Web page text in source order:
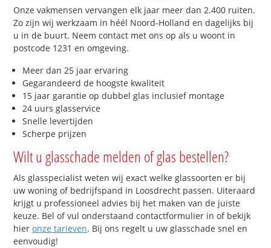
Onze vakmensen vervangen elk jaar meer dan 2.400 ruiten.
Zo zijn wij werkzaam in héél Noord-Holland en dagelijks bij
u in de buurt. Neem contact met ons op als u woont in
postcode 1231 en omgeving.
Meer dan 25 jaar ervaring
Gegarandeerd de hoogste kwaliteit
15 jaar garantie op dubbel glas inclusief montage
24 uurs glasservice
Snelle levertijden
Scherpe prijzen
Wilt u glasschade melden of glas bestellen?
Als glasspecialist weten wij exact welke glassoorten er bij
uw woning of bedrijfspand in Loosdrecht passen. Uiteraard
krijgt u professioneel advies bij het maken van de juiste
keuze. Bel of vul onderstaand contactformulier in of bekijk
hieronze tarieven. Bij ons regelt u uw glasschade snel en
eenvoudig!